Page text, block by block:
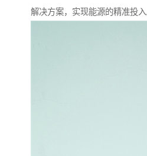
解决方案，实现能源的精准投入